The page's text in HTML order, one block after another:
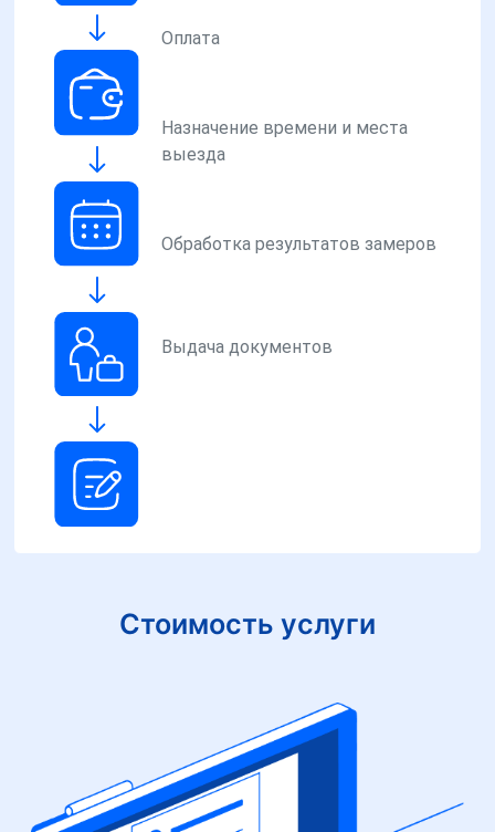
Оплата
Назначение времени и места
выезда
Обработка результатов замеров
Выдача документов
Стоимость услуги